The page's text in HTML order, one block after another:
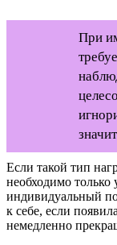
При
Если такой тип
необходимо только
индивидуальный
к себе, если
немедленно